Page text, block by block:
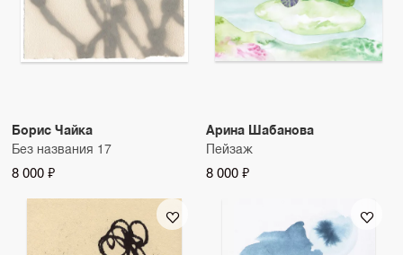
Борис Чайка
Без названия 17
8 000 ₽
Арина Шабанова
Пейзаж
8 000 ₽